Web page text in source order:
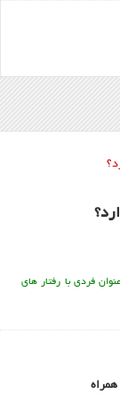
فردی با رفتار های